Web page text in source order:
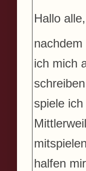
Hallo alle,
ich mich
spiele
halfen